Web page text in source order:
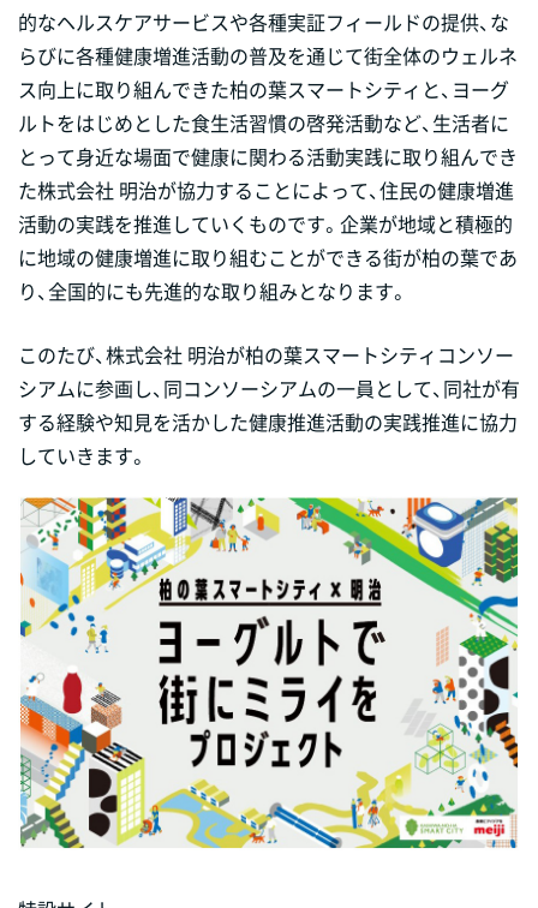
的なヘルスケアサービスや各種実証フィールドの提供、な
らびに各種健康増進活動の普及を通じて街全体のウェルネ
ス向上に取り組んできた柏の葉スマートシティと、ヨーグ
ルトをはじめとした食生活習慣の啓発活動など、生活者に
とって身近な場面で健康に関わる活動実践に取り組んでき
た株式会社 明治が協力することによって、住民の健康増進
活動の実践を推進していくものです。企業が地域と積極的
に地域の健康増進に取り組むことができる街が柏の葉であ
り、全国的にも先進的な取り組みとなります。
このたび、株式会社 明治が柏の葉スマートシティコンソー
シアムに参画し、同コンソーシアムの一員として、同社が有
する経験や知見を活かした健康推進活動の実践推進に協力
していきます。